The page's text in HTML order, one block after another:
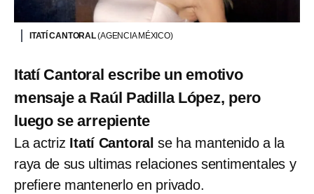
ITATÍ CANTORAL(AGENCIA MÉXICO)
Itatí Cantoral escribe un emotivo
mensaje a Raúl Padilla López, pero
luego se arrepiente
La actriz Itatí Cantoral se ha mantenido a la
raya de sus ultimas relaciones sentimentales y
prefiere mantenerlo en privado.